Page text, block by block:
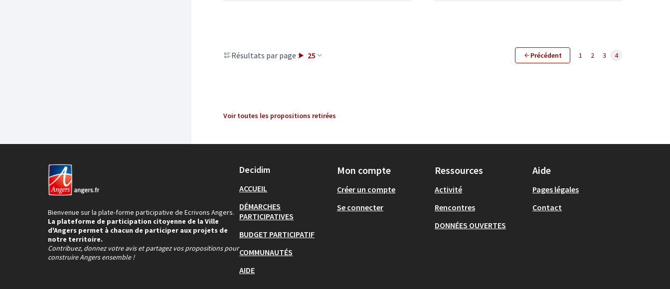
Résultats par page : 25 Précédent 1 2 3 4
Voir toutes les propositions retirées
Bienvenue sur la plate-forme participative de Ecrivons Angers.
La plateforme de participation citoyenne de la Ville
d'Angers permet à chacun de participer aux projets de
notre territoire.
Contribuez, donnez votre avis et partagez vos propositions pour
construire Angers ensemble !
Decidim
ACCUEIL
DÉMARCHES
PARTICIPATIVES
BUDGET PARTICIPATIF
COMMUNAUTÉS
AIDE
Mon compte
Créer un compte
Se connecter
Ressources
Activité
Rencontres
DONNÉES OUVERTES
Aide
Pages légales
Contact